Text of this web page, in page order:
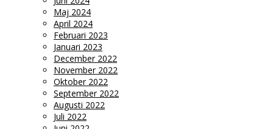
Maj 2024
April 2024
Februari 2023
Januari 2023
December 2022
November 2022
Oktober 2022
September 2022
Augusti 2022
Juli 2022